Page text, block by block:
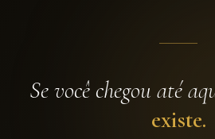
Se você chegou até
existe.